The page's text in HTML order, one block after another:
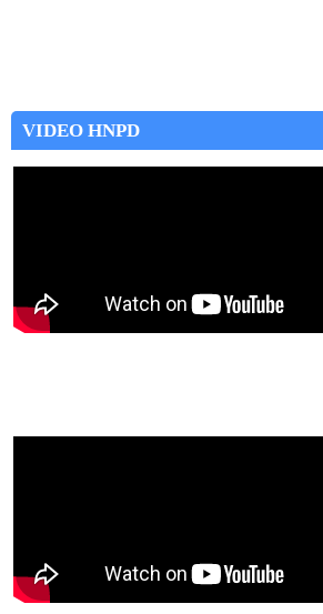
VIDEO HNPD